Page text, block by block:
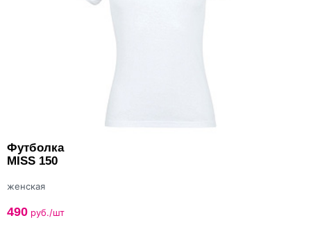
Футболка
MISS 150
женская
490 руб./шт